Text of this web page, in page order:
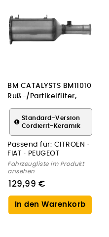
BM CATALYSTS BM11010
Ruß-/Partikelfilter,
Abgasanlage
Standard-Version
Cordierit-Keramik
Passend für: CITROËN ·
FIAT · PEUGEOT
Fahrzeugliste im Produkt
ansehen
129,99 €
In den Warenkorb